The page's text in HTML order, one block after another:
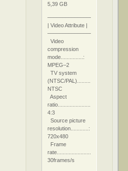
5,39 GB
–––––––––––––––––––
| Video Attribute |
–––––––––––––––––––
Video
compression
mode...............:
MPEG–2
TV system
(NTSC/PAL).................:
NTSC
Aspect
ratio.........................:
4:3
Source picture
resolution............:
720x480
Frame
rate...........................:
30frames/s